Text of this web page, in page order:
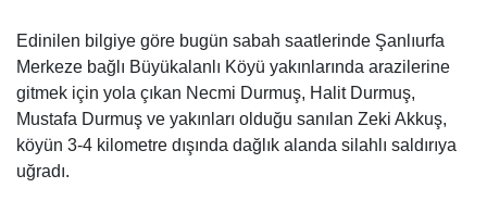
Edinilen bilgiye göre bugün sabah saatlerinde Şanlıurfa
Merkeze bağlı Büyükalanlı Köyü yakınlarında arazilerine
gitmek için yola çıkan Necmi Durmuş, Halit Durmuş,
Mustafa Durmuş ve yakınları olduğu sanılan Zeki Akkuş,
köyün 3-4 kilometre dışında dağlık alanda silahlı saldırıya
uğradı.